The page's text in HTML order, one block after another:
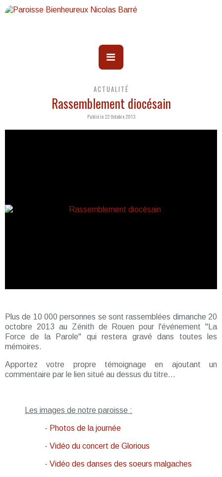
ACTUALITÉ
Rassemblement diocésain
Publié le 22 Octobre 2013
Plus de 10 000 personnes se sont rassemblées dimanche 20
octobre 2013 au Zénith de Rouen pour l'événement "La
Force de la Parole" qui restera gravé dans toutes les
mémoires.
Apportez votre propre témoignage en ajoutant un
commentaire par le lien situé au dessus du titre...
Les images de notre paroisse :
- Photos de la journée
- Vidéo du concert de Glorious
- Vidéo des danses des soeurs malgaches